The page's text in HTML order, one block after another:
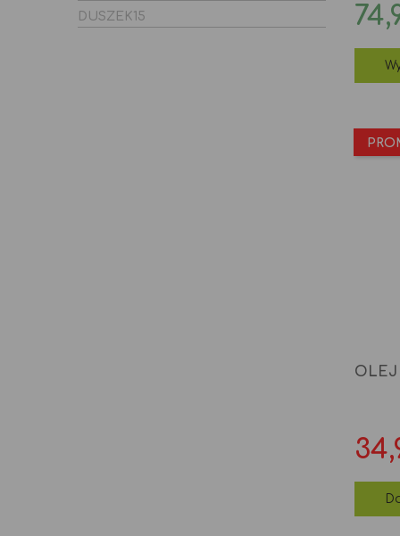
DUSZEK15
OLEJ